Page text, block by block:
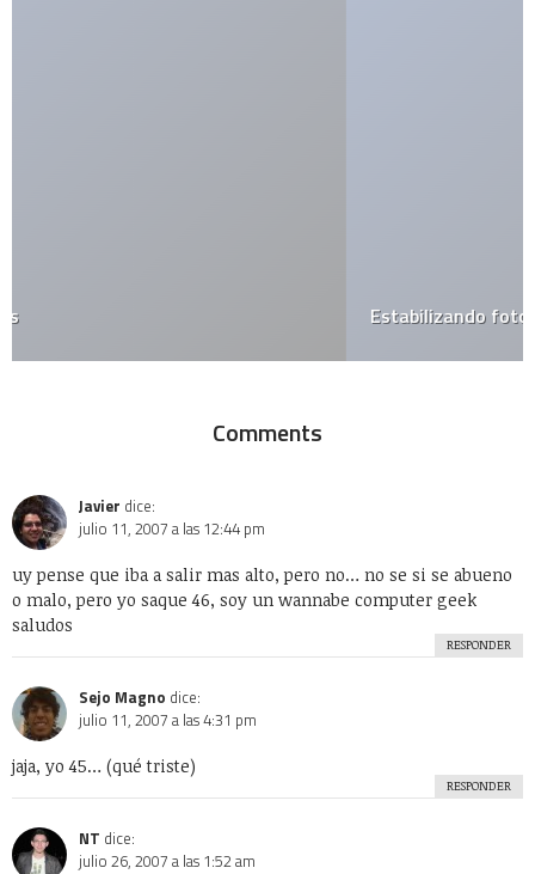
Estabilizando fotografías con bajo presupuesto
Comments
Javier dice:
julio 11, 2007 a las 12:44 pm
uy pense que iba a salir mas alto, pero no… no se si se abueno
o malo, pero yo saque 46, soy un wannabe computer geek
saludos
RESPONDER
Sejo Magno dice:
julio 11, 2007 a las 4:31 pm
jaja, yo 45… (qué triste)
RESPONDER
NT dice:
julio 26, 2007 a las 1:52 am